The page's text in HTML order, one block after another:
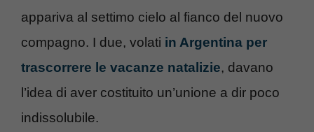
appariva al settimo cielo al fianco del nuovo
compagno. I due, volati in Argentina per
trascorrere le vacanze natalizie, davano
l’idea di aver costituito un’unione a dir poco
indissolubile.